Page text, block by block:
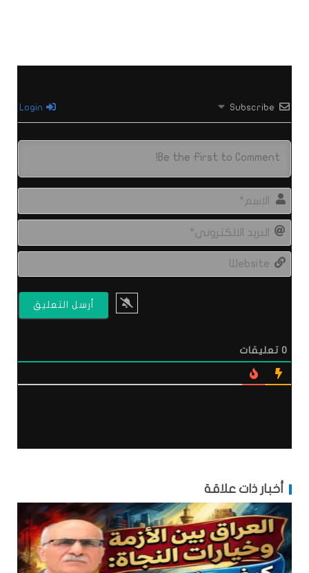
Subscribe
0 تعليقات
أخبار ذات علاقة